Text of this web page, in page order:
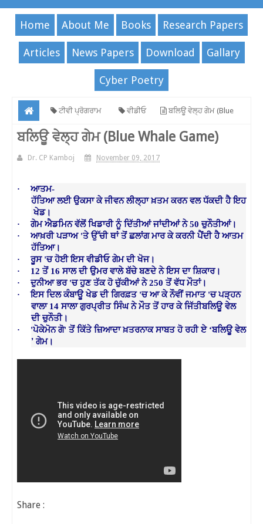
Home About Me Books Research Papers
Articles News Papers Download Gallary
Cyber Poetry
ਟੀਵੀ ਪ੍ਰੋਗਰਾਮ ਵੀਡੀਓ ਬਲਿਊ ਵੇਲ੍ਹ ਗੇਮ (Blue
Whale Game)
ਬਲਿਊ ਵੇਲ੍ਹ ਗੇਮ (Blue Whale Game)
Dr. CP Kamboj November 09, 2017
· ਆਤਮ-
ਹੱਤਿਆ ਲਈ ਉਕਸਾ ਕੇ ਜੀਵਨ ਲੀਲ੍ਹਾ ਖ਼ਤਮ ਕਰਨ ਵਲ ਧੱਕਦੀ ਹੈ ਇਹ
ਖੇਡ।
·
ਗੇਮ ਐਡਮਿਨ ਵੱਲੋਂ ਖਿਡਾਰੀ ਨੂੰ ਦਿੱਤੀਆਂ ਜਾਂਦੀਆਂ ਨੇ50 ਚੁਨੌਤੀਆਂ।
·
ਆਖ਼ਰੀ ਪੜਾਅ'ਤੇ ਉੱਚੀ ਥਾਂ ਤੋਂ ਛਲਾਂਗ ਮਾਰ ਕੇ ਕਰਨੀ ਪੈਂਦੀ ਹੈ ਆਤਮ
ਹੱਤਿਆ।
·
ਰੂਸ'ਚ ਹੋਈ ਇਸ ਵੀਡੀਓ ਗੇਮ ਦੀ ਖੋਜ।
·
12 ਤੋਂ16ਸਾਲ ਦੀ ਉਮਰ ਵਾਲੇ ਬੱਚੇ ਬਣਦੇ ਨੇ ਇਸ ਦਾ ਸ਼ਿਕਾਰ।
·
ਦੁਨੀਆ ਭਰ'ਚ ਹੁਣ ਤੱਕ ਹੋ ਚੁੱਕੀਆਂ ਨੇ250 ਤੋਂ ਵੱਧ ਮੌਤਾਂ।
·
ਇਸ ਦਿਲ ਕੰਬਾਊ ਖੇਡ ਦੀ ਗਿਰਫ਼ਤ'ਚ ਆ ਕੇ ਨੌਵੀਂ ਜਮਾਤ'ਚ ਪੜ੍ਹਨ
ਵਾਲਾ14ਸਾਲਾ ਗੁਰਪ੍ਰੀਤ ਸਿੰਘ ਨੇ ਮੌਤ ਤੋਂ ਹਾਰ ਕੇ ਜਿੱਤੀਬਲਿਊ ਵੇਲ
ਦੀ ਚੁਨੌਤੀ।
·
'ਪੋਕੇਮੋਨ ਗੋ' ਤੋਂ ਕਿੱਤੇ ਜ਼ਿਆਦਾ ਖ਼ਤਰਨਾਕ ਸਾਬਤ ਹੋ ਰਹੀ ਏ‘ਬਲਿਊ ਵੇਲ
’ ਗੇਮ।
Share :